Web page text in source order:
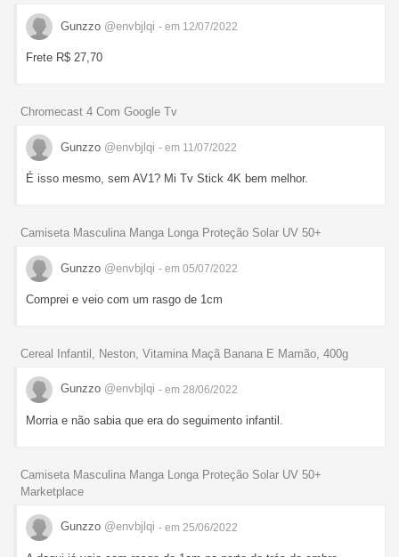
Gunzzo @envbjlqi - em 12/07/2022
Frete R$ 27,70
Chromecast 4 Com Google Tv
Gunzzo @envbjlqi - em 11/07/2022
É isso mesmo, sem AV1? Mi Tv Stick 4K bem melhor.
Camiseta Masculina Manga Longa Proteção Solar UV 50+
Gunzzo @envbjlqi - em 05/07/2022
Comprei e veio com um rasgo de 1cm
Cereal Infantil, Neston, Vitamina Maçã Banana E Mamão, 400g
Gunzzo @envbjlqi - em 28/06/2022
Morria e não sabia que era do seguimento infantil.
Camiseta Masculina Manga Longa Proteção Solar UV 50+
Marketplace
Gunzzo @envbjlqi - em 25/06/2022